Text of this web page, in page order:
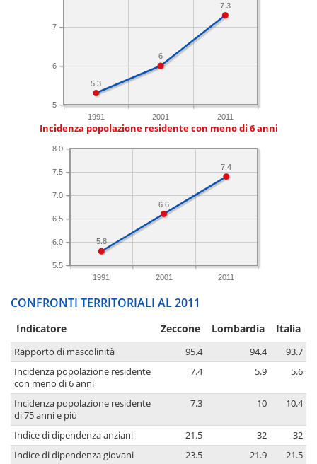
1991 2001 2011
5
6
7
7.3
6
5.3
Incidenza popolazione residente con meno di 6 anni
1991 2001 2011
5.5
6.0
6.5
7.0
7.5
8.0
7.4
6.6
5.8
CONFRONTI TERRITORIALI AL 2011
Indicatore Zeccone Lombardia Italia
Rapporto di mascolinità 95.4 94.4
93.7
Incidenza popolazione residente
con meno di 6 anni
7.4 5.9 5.6
Incidenza popolazione residente
di 75 anni e più
7.3 10 10.4
Indice di dipendenza anziani 21.5 32
32
Indice di dipendenza giovani
23.5 21.9
21.5